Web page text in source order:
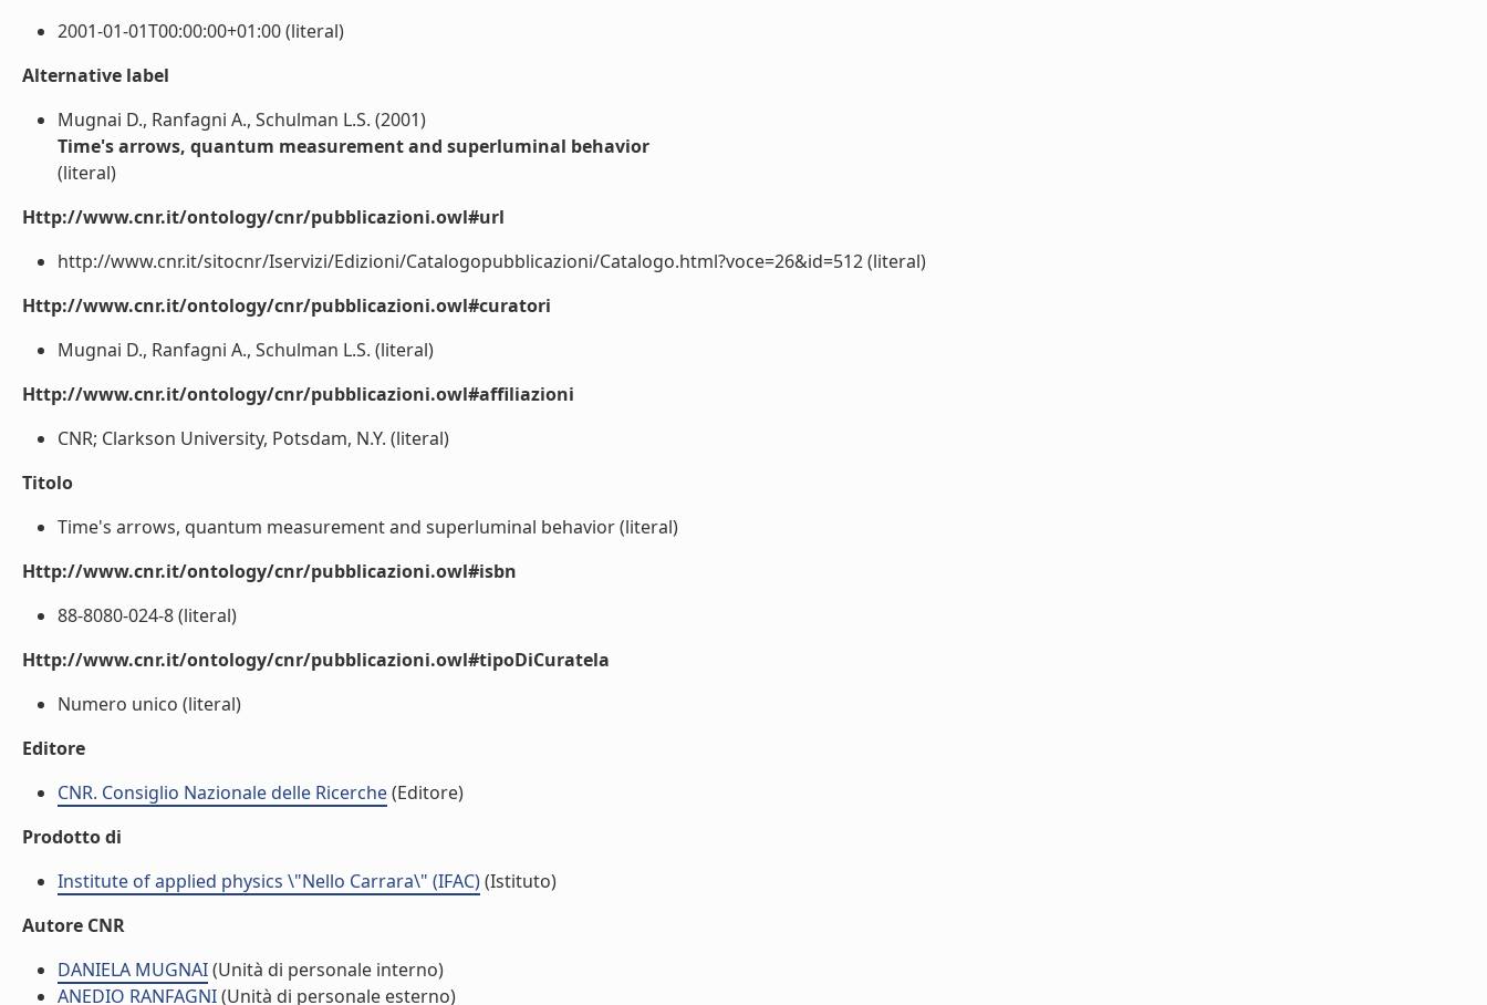
2001-01-01T00:00:00+01:00 (literal)
Alternative label
Mugnai D., Ranfagni A., Schulman L.S. (2001)
Time's arrows, quantum measurement and superluminal behavior
(literal)
Http://www.cnr.it/ontology/cnr/pubblicazioni.owl#url
http://www.cnr.it/sitocnr/Iservizi/Edizioni/Catalogopubblicazioni/Catalogo.html?voce=26&id=512 (literal)
Http://www.cnr.it/ontology/cnr/pubblicazioni.owl#curatori
Mugnai D., Ranfagni A., Schulman L.S. (literal)
Http://www.cnr.it/ontology/cnr/pubblicazioni.owl#affiliazioni
CNR; Clarkson University, Potsdam, N.Y. (literal)
Titolo
Time's arrows, quantum measurement and superluminal behavior (literal)
Http://www.cnr.it/ontology/cnr/pubblicazioni.owl#isbn
88-8080-024-8 (literal)
Http://www.cnr.it/ontology/cnr/pubblicazioni.owl#tipoDiCuratela
Numero unico (literal)
Editore
CNR. Consiglio Nazionale delle Ricerche(Editore)
Prodotto di
Institute of applied physics \"Nello Carrara\" (IFAC)(Istituto)
Autore CNR
DANIELA MUGNAI(Unità di personale interno)
ANEDIO RANFAGNI(Unità di personale esterno)